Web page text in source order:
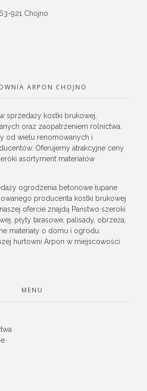
921 Chojno
ARPON CHOJNO
sprzedaży kostki brukowej,
oraz zaopatrzeniem rolnictwa.
od wielu renomowanych i
Oferujemy atrakcyjne ceny
asortyment materiałów
ogrodzenia betonowe łupane
producenta kostki brukowej
ofercie znajdą Państwo szeroki
płyty tarasowe, palisady, obrzeża,
materiały o domu i ogrodu.
hurtowni Arpon w miejscowości
MENU